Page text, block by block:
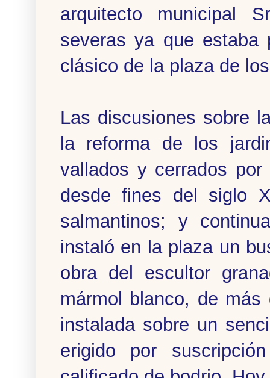
arquitecto municipal
severas ya que estaba
clásico de la plaza de
Las discusiones sobre
la reforma de los
vallados y cerrados
desde fines del siglo
salmantinos; y
instaló en la plaza un
obra del escultor
mármol blanco, de
instalada sobre un
erigido por